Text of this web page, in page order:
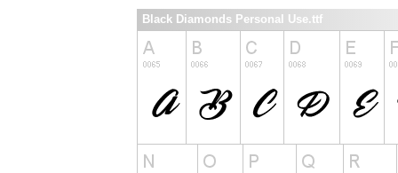
Black Diamonds Personal Use.ttf